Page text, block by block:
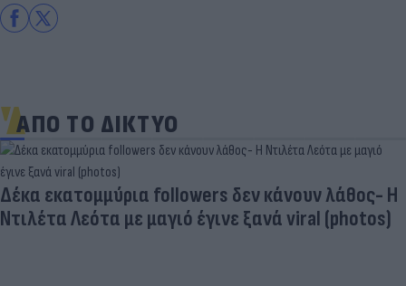
ΑΠΟ ΤΟ ΔΙΚΤΥΟ
Δέκα εκατομμύρια followers δεν κάνουν λάθος- Η
Ντιλέτα Λεότα με μαγιό έγινε ξανά viral (photos)